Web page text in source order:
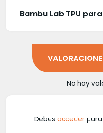
Bambu Lab TPU
No hay
Debes acceder